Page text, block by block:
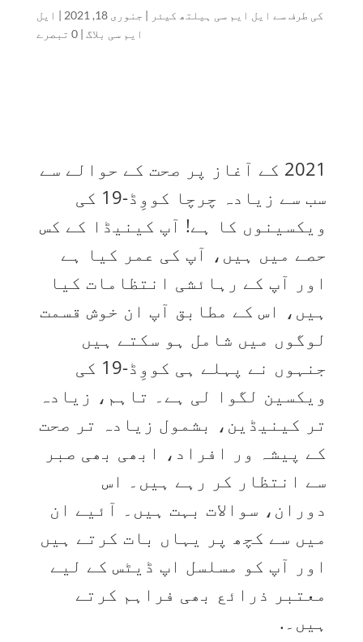
کی طرف سے ایل ایم سی ہیلتھ کیئر | جنوری 18, 2021 | ایل
ایم سی بلاگ |0 تبصرے
2021 کے آغاز پر صحت کے حوالے سے
سب سے زیادہ چرچا کووِڈ-19 کی
ویکسینوں کا ہے! آپ کینیڈا کے کس
حصے میں ہیں، آپ کی عمر کیا ہے
اور آپ کے رہائشی انتظامات کیا
ہیں، اس کے مطابق آپ ان خوش قسمت
لوگوں میں شامل ہو سکتے ہیں
جنہوں نے پہلے ہی کووِڈ-19 کی
ویکسین لگوا لی ہے۔ تاہم، زیادہ
تر کینیڈین، بشمول زیادہ تر صحت
کے پیشہ ور افراد، ابھی بھی صبر
سے انتظار کر رہے ہیں۔ اس
دوران، سوالات بہت ہیں۔ آئیے ان
میں سے کچھ پر یہاں بات کرتے ہیں
اور آپ کو مسلسل اپ ڈیٹس کے لیے
معتبر ذرائع بھی فراہم کرتے
ہیں۔.